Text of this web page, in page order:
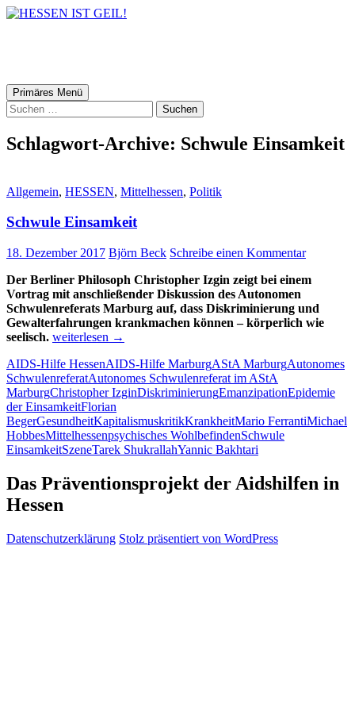
Suchen
Primäres Menü Zum
Inhalt
springen
Suchen
nach:
Schlagwort-Archive: Schwule Einsamkeit
Allgemein, HESSEN, Mittelhessen, Politik
Schwule Einsamkeit
18. Dezember 2017 Björn Beck Schreibe einen Kommentar
Der Berliner Philosoph Christopher Izgin zeigt bei einem
Vortrag mit anschließender Diskussion des Autonomen
Schwulenreferats Marburg auf, dass Diskriminierung und
Gewalterfahrungen krankmachen können – körperlich wie
seelisch. Schwule
weiterlesen →
AIDS-Hilfe HessenAIDS-Hilfe MarburgAStA MarburgAutonomes
SchwulenreferatAutonomes Schwulenreferat im AStA
MarburgChristopher IzginDiskriminierungEmanzipationEpidemie
der EinsamkeitFlorian
BegerGesundheitKapitalismuskritikKrankheitMario FerrantiMichael
HobbesMittelhessenpsychisches WohlbefindenSchwule
EinsamkeitSzeneTarek ShukrallahYannic Bakhtari
Das Präventionsprojekt der Aidshilfen in
Hessen
Datenschutzerklärung Stolz präsentiert von WordPress